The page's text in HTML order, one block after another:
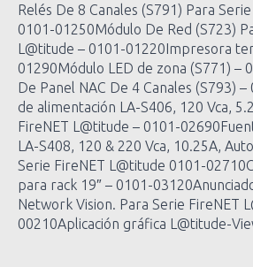
Relés De 8 Canales (S791) Para
0101-01250Módulo De Red (S723)
L@titude – 0101-01220Impresora
01290Módulo LED de zona (S771) –
De Panel NAC De 4 Canales (S793)
de alimentación LA-S406, 120 Vca,
FireNET L@titude – 0101-
LA-S408, 120 & 220 Vca, 10.25A,
Serie FireNET L@titude 0101-
para rack 19″ – 0101-
Network Vision. Para Serie FireNET
00210Aplicación gráfica L@titude-